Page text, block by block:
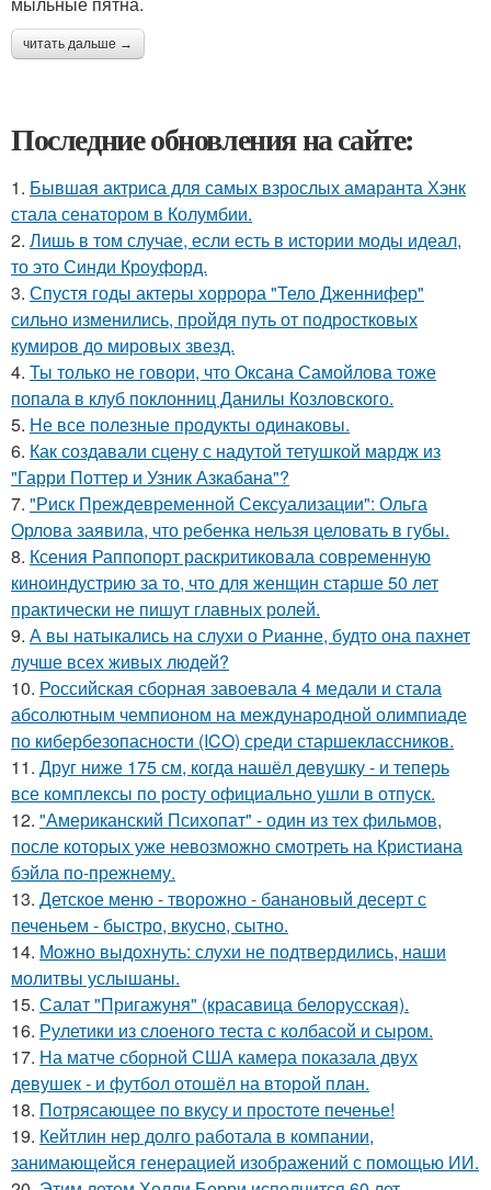
читать дальше →
Последние обновления на сайте:
1. Бывшая актриса для самых взрослых амаранта Хэнк
стала сенатором в Колумбии.
2. Лишь в том случае, если есть в истории моды идеал,
то это Синди Кроуфорд.
3. Спустя годы актеры хоррора "Тело Дженнифер"
сильно изменились, пройдя путь от подростковых
кумиров до мировых звезд.
4. Ты только не говори, что Оксана Самойлова тоже
попала в клуб поклонниц Данилы Козловского.
5. Не все полезные продукты одинаковы.
6. Как создавали сцену с надутой тетушкой мардж из
"Гарри Поттер и Узник Азкабана"?
7. "Риск Преждевременной Сексуализации": Ольга
Орлова заявила, что ребенка нельзя целовать в губы.
8. Ксения Раппопорт раскритиковала современную
киноиндустрию за то, что для женщин старше 50 лет
практически не пишут главных ролей.
9. А вы натыкались на слухи о Рианне, будто она пахнет
лучше всех живых людей?
10. Российская сборная завоевала 4 медали и стала
абсолютным чемпионом на международной олимпиаде
по кибербезопасности (ICO) среди старшеклассников.
11. Друг ниже 175 см, когда нашёл девушку - и теперь
все комплексы по росту официально ушли в отпуск.
12. "Американский Психопат" - один из тех фильмов,
после которых уже невозможно смотреть на Кристиана
бэйла по-прежнему.
13. Детское меню - творожно - банановый десерт с
печеньем - быстро, вкусно, сытно.
14. Можно выдохнуть: слухи не подтвердились, наши
молитвы услышаны.
15. Салат "Пригажуня" (красавица белорусская).
16. Рулетики из слоеного теста с колбасой и сыром.
17. На матче сборной США камера показала двух
девушек - и футбол отошёл на второй план.
18. Потрясающее по вкусу и простоте печенье!
19. Кейтлин нер долго работала в компании,
занимающейся генерацией изображений с помощью ИИ.